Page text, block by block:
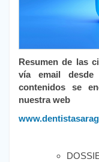
Resumen de las
vía email
contenidos se
nuestra web